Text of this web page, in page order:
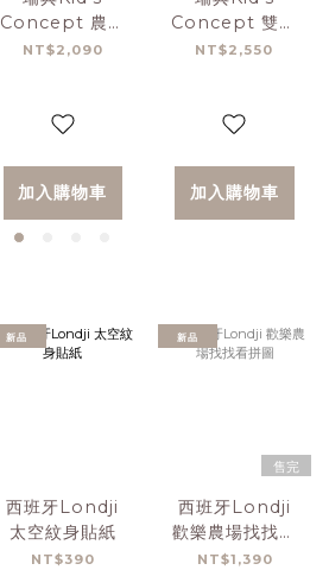
Concept 農場
動物小火車
NT$2,090
加入購物車
Concept 雙層
巴士
NT$2,550
加入購物車
新品
西班牙Londji
太空紋身貼紙
NT$390
新品
售完
西班牙Londji
歡樂農場找找看
拼圖
NT$1,390